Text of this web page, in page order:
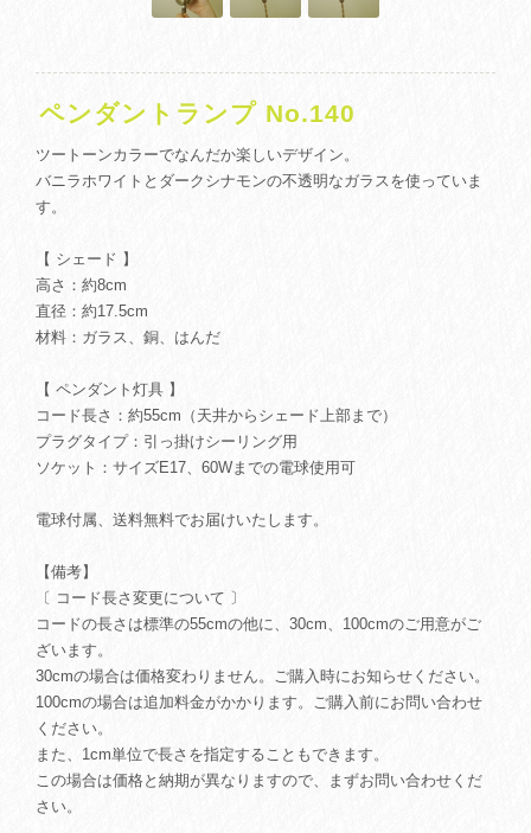
ペンダントランプ No.140
ツートーンカラーでなんだか楽しいデザイン。
バニラホワイトとダークシナモンの不透明なガラスを使っていま
す。
【 シェード 】
高さ：約8cm
直径：約17.5cm
材料：ガラス、銅、はんだ
【 ペンダント灯具 】
コード長さ：約55cm（天井からシェード上部まで）
プラグタイプ：引っ掛けシーリング用
ソケット：サイズE17、60Wまでの電球使用可
電球付属、送料無料でお届けいたします。
【備考】
〔 コード長さ変更について 〕
コードの長さは標準の55cmの他に、30cm、100cmのご用意がご
ざいます。
30cmの場合は価格変わりません。ご購入時にお知らせください。
100cmの場合は追加料金がかかります。ご購入前にお問い合わせ
ください。
また、1cm単位で長さを指定することもできます。
この場合は価格と納期が異なりますので、まずお問い合わせくだ
さい。